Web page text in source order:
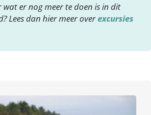
wat er nog meer te doen is in dit
Lees dan hier meer overexcursies